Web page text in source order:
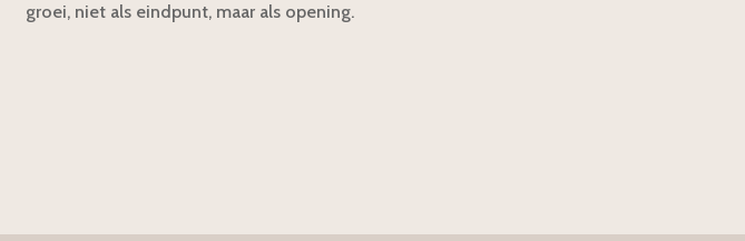
groei, niet als eindpunt, maar als opening.